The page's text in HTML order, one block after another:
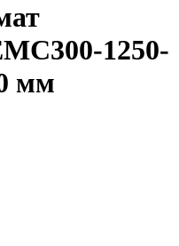
1250-
мм